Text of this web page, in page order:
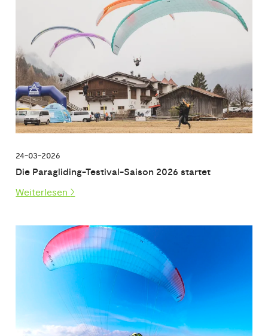
24-03-2026
Die Paragliding-Testival-Saison 2026 startet
Weiterlesen